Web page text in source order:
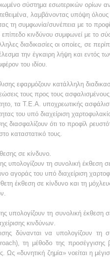
σύστημα εσωτερικών ορίων
λαμβάνοντας υπόψη όλους
τη συμφωνία/συνέπεια με το
επίπεδο κινδύνου συμφωνεί με
διαδικασίες οι οποίες, σε
την έγκαιρη λήψη και εντός
του ιδίου.
εφαρμόζουν κατάλληλη
τους προς τους
τα Τ.Ε.Α. υποχρεωτικής
του υπό διαχείριση
διασφαλίζουν ότι το προφίλ
καταστατικό τους.
σε κίνδυνο.
υπολογίζουν τη συνολική έκθεση
αγοράς του υπό διαχείριση
έκθεση σε κίνδυνο και τη
υπολογίζουν τη συνολική έκθεση
κινδύνων.
δύνανται να υπολογίζουν τη
τη μέθοδο της προσέγγισης
Ως «δυνητική ζημία» νοείται η